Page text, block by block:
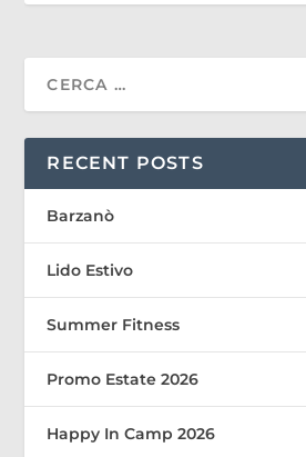
RECENT POSTS
Barzanò
Lido Estivo
Summer Fitness
Promo Estate 2026
Happy In Camp 2026